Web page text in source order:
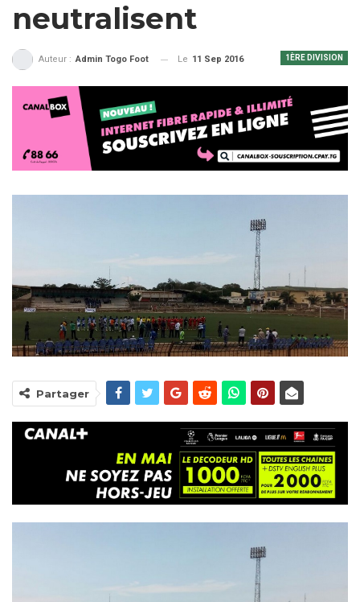
neutralisent
1ÈRE DIVISION
Auteur : Admin Togo Foot Le 11 Sep 2016
Partager